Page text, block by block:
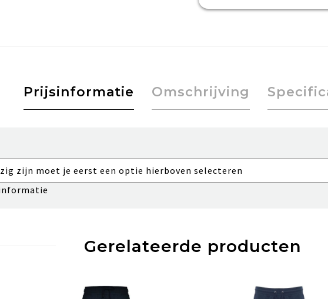
Prijsinformatie Omschrijving
zijn moet je eerst een optie hierboven selecteren
Gerelateerde producten